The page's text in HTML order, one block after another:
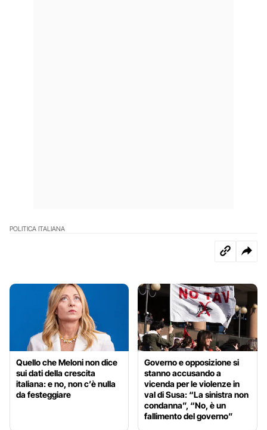
POLITICA ITALIANA
Quello che Meloni non dice
sui dati della crescita
italiana: e no, non c’è nulla
da festeggiare
Governo e opposizione si
stanno accusando a
vicenda per le violenze in
val di Susa: “La sinistra non
condanna”, “No, è un
fallimento del governo”